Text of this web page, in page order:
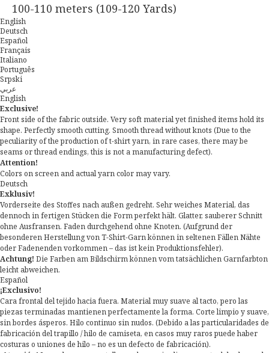
100-110 meters (109-120 Yards)
English
Deutsch
Español
Français
Italiano
Português
Srpski
عربي
English
Exclusive!
Front side of the fabric outside. Very soft material yet finished items hold its
shape. Perfectly smooth cutting. Smooth thread without knots (Due to the
peculiarity of the production of t-shirt yarn, in rare cases, there may be
seams or thread endings, this is not a manufacturing defect).
Attention!
Colors on screen and actual yarn color may vary.
Deutsch
Exklusiv!
Vorderseite des Stoffes nach außen gedreht. Sehr weiches Material, das
dennoch in fertigen Stücken die Form perfekt hält. Glatter, sauberer Schnitt
ohne Ausfransen. Faden durchgehend ohne Knoten. (Aufgrund der
besonderen Herstellung von T-Shirt-Garn können in seltenen Fällen Nähte
oder Fadenenden vorkommen – das ist kein Produktionsfehler).
Achtung! Die Farben am Bildschirm können vom tatsächlichen Garnfarbton
leicht abweichen.
Español
¡Exclusivo!
Cara frontal del tejido hacia fuera. Material muy suave al tacto, pero las
piezas terminadas mantienen perfectamente la forma. Corte limpio y suave,
sin bordes ásperos. Hilo continuo sin nudos. (Debido a las particularidades de
fabricación del trapillo / hilo de camiseta, en casos muy raros puede haber
costuras o uniones de hilo – no es un defecto de fabricación).